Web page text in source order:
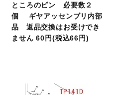
ところのピン 必要数２
個 ギヤアッセンブリ内部
品 返品交換はお受けでき
ません 60円(税込66円)